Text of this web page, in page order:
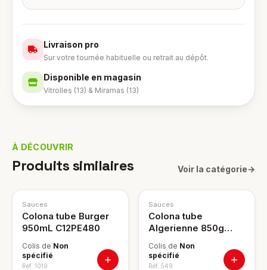
Livraison pro
Sur votre tournée habituelle ou retrait au dépôt.
Disponible en magasin
Vitrolles (13) & Miramas (13)
À DÉCOUVRIR
Produits similaires Voir la catégorie→
Sauces
Colona tube Burger
950mL C12PE480
Colis de Non
spécifié
Ref. 1019
Sauces
Colona tube
Algerienne 850g
Colis de Non
spécifié
Ref. 549